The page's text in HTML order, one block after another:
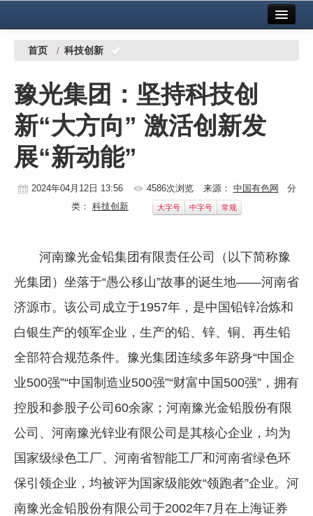
中国有色金属报社主办 广告服务
铜镍铅锌
铝
稀有稀土
有色市场
党建工作
企业文化
《资源再生》杂志
行情报价
首页 / 科技创新
豫光集团：坚持科技创
新“大方向” 激活创新发
展“新动能”
2024年04月12日 13:56 4586次浏览 来源： 中国有色网 分
类： 科技创新 大字号 中字号 常规
河南豫光金铅集团有限责任公司（以下简称豫
光集团）坐落于“愚公移山”故事的诞生地——河南省
济源市。该公司成立于1957年，是中国铅锌冶炼和
白银生产的领军企业，生产的铅、锌、铜、再生铅
全部符合规范条件。豫光集团连续多年跻身“中国企
业500强”“中国制造业500强”“财富中国500强”，拥有
控股和参股子公司60余家；河南豫光金铅股份有限
公司、河南豫光锌业有限公司是其核心企业，均为
国家级绿色工厂、河南省智能工厂和河南省绿色环
保引领企业，均被评为国家级能效“领跑者”企业。河
南豫光金铅股份有限公司于2002年7月在上海证券